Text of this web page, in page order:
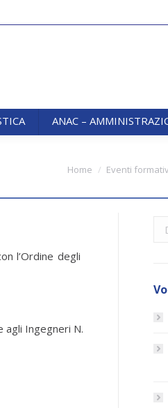
ANAC –
Home Eventi
l’Ordine degli
agli Ingegneri N.
ANAC –